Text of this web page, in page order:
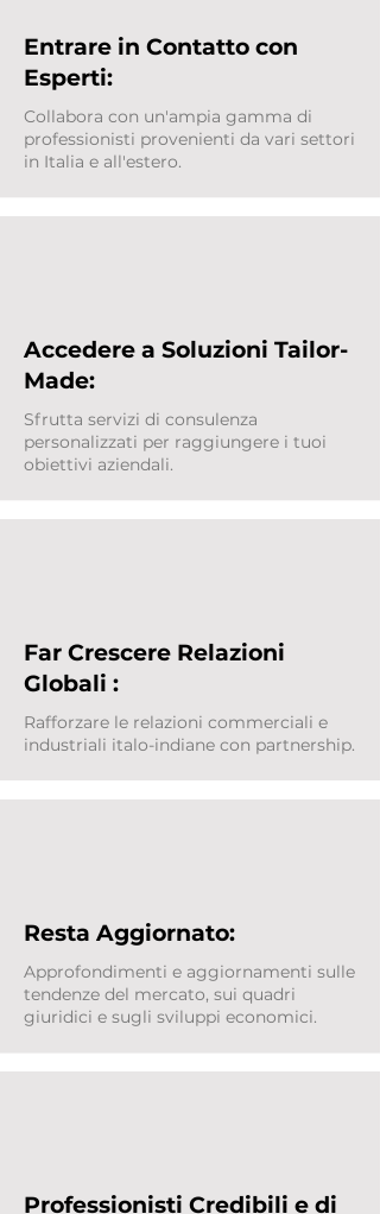
Entrare in Contatto con
Esperti:
Collabora con un'ampia gamma di
professionisti provenienti da vari settori
in Italia e all'estero.
Accedere a Soluzioni Tailor-
Made:
Sfrutta servizi di consulenza
personalizzati per raggiungere i tuoi
obiettivi aziendali.
Far Crescere Relazioni
Globali :
Rafforzare le relazioni commerciali e
industriali italo-indiane con partnership.
Resta Aggiornato:
Approfondimenti e aggiornamenti sulle
tendenze del mercato, sui quadri
giuridici e sugli sviluppi economici.
Professionisti Credibili e di